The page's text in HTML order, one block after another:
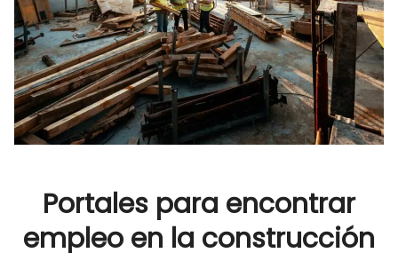
Portales para encontrar
empleo en la construcción